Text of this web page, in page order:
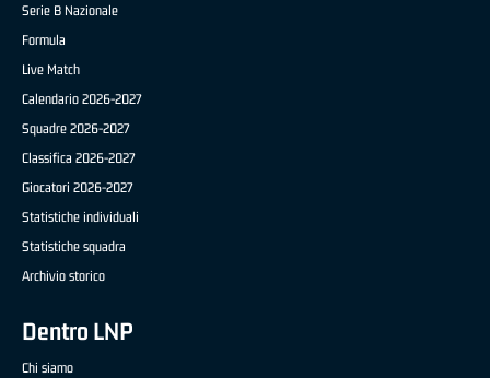
Serie B Nazionale
Formula
Live Match
Calendario 2026-2027
Squadre 2026-2027
Classifica 2026-2027
Giocatori 2026-2027
Statistiche individuali
Statistiche squadra
Archivio storico
Dentro LNP
Chi siamo